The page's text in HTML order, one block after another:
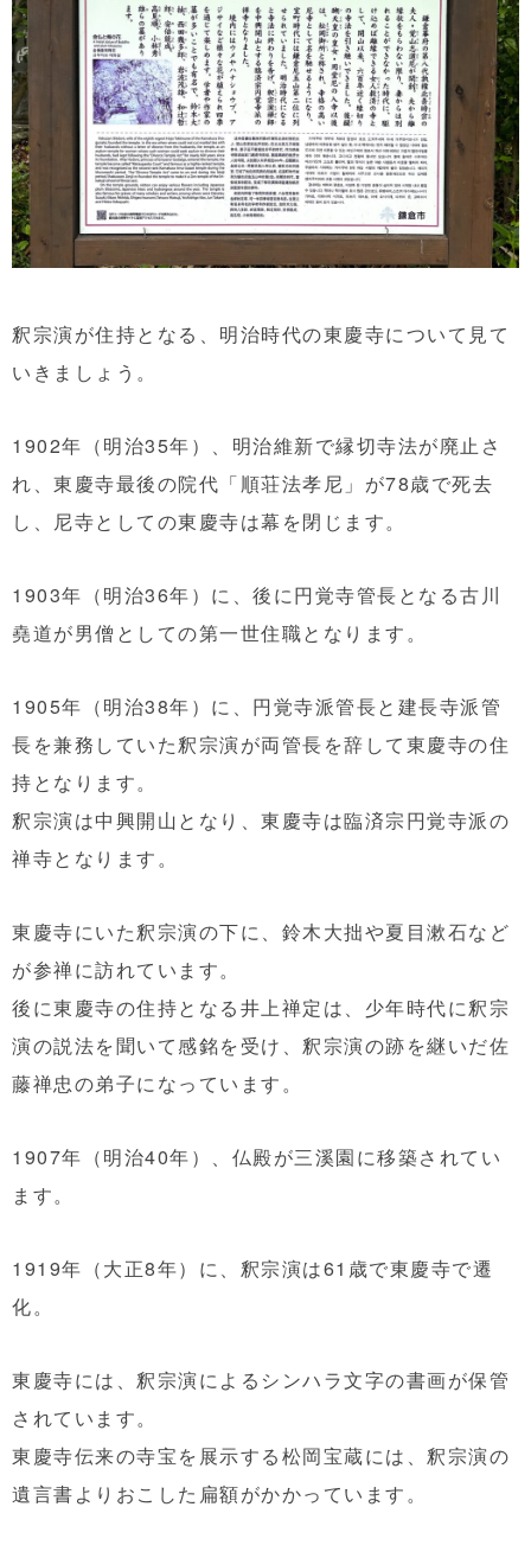
釈宗演が住持となる、明治時代の東慶寺について見て
いきましょう。
1902年（明治35年）、明治維新で縁切寺法が廃止さ
れ、東慶寺最後の院代「順荘法孝尼」が78歳で死去
し、尼寺としての東慶寺は幕を閉じます。
1903年（明治36年）に、後に円覚寺管長となる古川
堯道が男僧としての第一世住職となります。
1905年（明治38年）に、円覚寺派管長と建長寺派管
長を兼務していた釈宗演が両管長を辞して東慶寺の住
持となります。
釈宗演は中興開山となり、東慶寺は臨済宗円覚寺派の
禅寺となります。
東慶寺にいた釈宗演の下に、鈴木大拙や夏目漱石など
が参禅に訪れています。
後に東慶寺の住持となる井上禅定は、少年時代に釈宗
演の説法を聞いて感銘を受け、釈宗演の跡を継いだ佐
藤禅忠の弟子になっています。
1907年（明治40年）、仏殿が三溪園に移築されてい
ます。
1919年（大正8年）に、釈宗演は61歳で東慶寺で遷
化。
東慶寺には、釈宗演によるシンハラ文字の書画が保管
されています。
東慶寺伝来の寺宝を展示する松岡宝蔵には、釈宗演の
遺言書よりおこした扁額がかかっています。